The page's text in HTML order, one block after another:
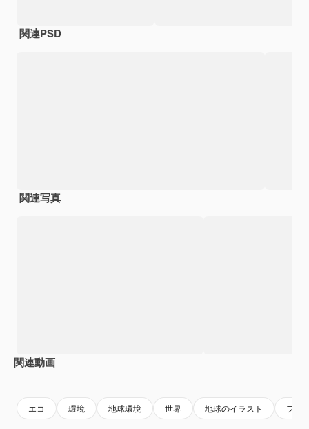
関連PSD
関連写真
関連動画
エコ 環境 地球環境 世界 地球のイラスト フラ